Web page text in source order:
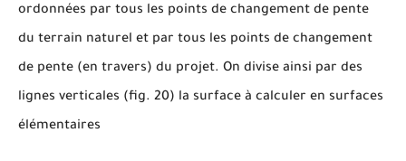
ordonnées par tous les points de changement de pente
du terrain naturel et par tous les points de changement
de pente (en travers) du projet. On divise ainsi par des
lignes verticales (fig. 20) la surface à calculer en surfaces
élémentaires